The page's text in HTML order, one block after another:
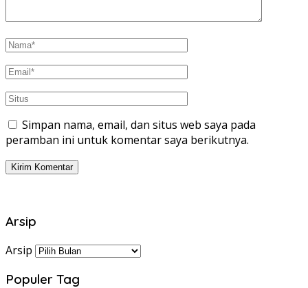
Simpan nama, email, dan situs web saya pada
peramban ini untuk komentar saya berikutnya.
Arsip
Arsip
Populer Tag